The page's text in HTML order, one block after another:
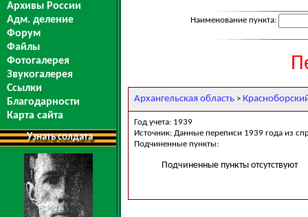
Архивы России
Адм. деление
Форум
Файлы
Фотогалерея
Звукогалерея
Ссылки
Благодарности
Карта сайта
Узнать солдата
Наименование пункта:
Архангельская область >
Год учета: 1939
Источник: Данные переписи 1939 года из
Подчиненные пункты:
Подчиненные пункты отсутствуют